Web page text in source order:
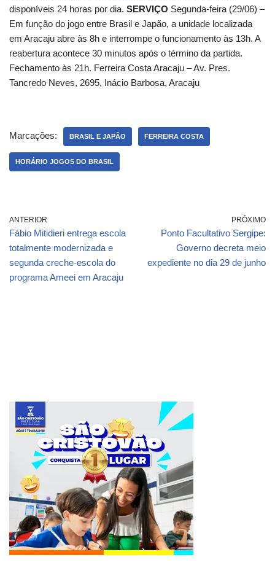
disponíveis 24 horas por dia. SERVIÇO Segunda-feira (29/06) –
Em função do jogo entre Brasil e Japão, a unidade localizada
em Aracaju abre às 8h e interrompe o funcionamento às 13h. A
reabertura acontece 30 minutos após o término da partida.
Fechamento às 21h. Ferreira Costa Aracaju – Av. Pres.
Tancredo Neves, 2695, Inácio Barbosa, Aracaju
Marcações: BRASIL E JAPÃO FERREIRA COSTA
HORÁRIO JOGOS DO BRASIL
ANTERIOR
Fábio Mitidieri entrega escola
totalmente modernizada e
segunda creche-escola do
programa Ameei em Aracaju
PRÓXIMO
Ponto Facultativo Sergipe:
Governo decreta meio
expediente no dia 29 de junho